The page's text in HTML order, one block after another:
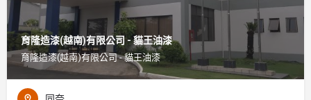
育隆造漆(越南)有限公司 - 貓王油漆
育隆造漆(越南)有限公司 - 貓王油漆